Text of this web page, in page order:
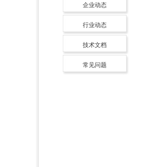
企业动态
行业动态
技术文档
常见问题